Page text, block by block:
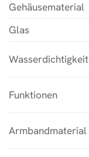
Gehäusematerial
Glas
Wasserdichtigkeit
Funktionen
Armbandmaterial